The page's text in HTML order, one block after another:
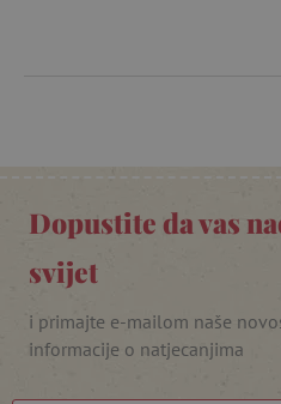
Dopustite da vas
svijet
i primajte e-mailom naše
informacije o natjecanjima